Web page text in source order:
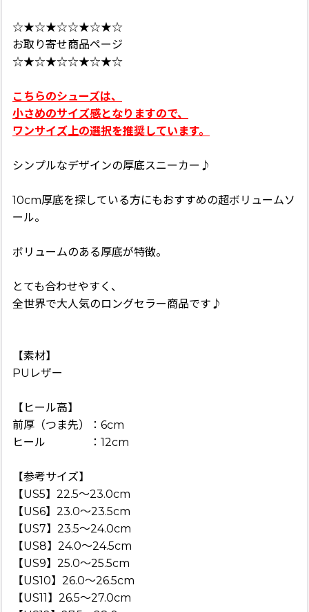
☆★☆★☆☆★☆★☆
お取り寄せ商品ページ
☆★☆★☆☆★☆★☆
こちらのシューズは、
小さめのサイズ感となりますので、
ワンサイズ上の選択を推奨しています。
シンプルなデザインの厚底スニーカー♪
10cm厚底を探している方にもおすすめの超ボリュームソ
ール。
ボリュームのある厚底が特徴。
とても合わせやすく、
全世界で大人気のロングセラー商品です♪
【素材】
PUレザー
【ヒール高】
前厚（つま先）：6cm
ヒール ：12cm
【参考サイズ】
【US5】22.5〜23.0cm
【US6】23.0〜23.5cm
【US7】23.5〜24.0cm
【US8】24.0〜24.5cm
【US9】25.0〜25.5cm
【US10】26.0〜26.5cm
【US11】26.5〜27.0cm